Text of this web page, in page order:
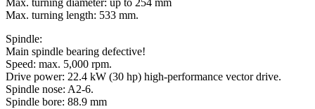
Max. turning diameter: up to 254 mm
Max. turning length: 533 mm.
Spindle:
Main spindle bearing defective!
Speed: max. 5,000 rpm.
Drive power: 22.4 kW (30 hp) high-performance vector drive.
Spindle nose: A2-6.
Spindle bore: 88.9 mm